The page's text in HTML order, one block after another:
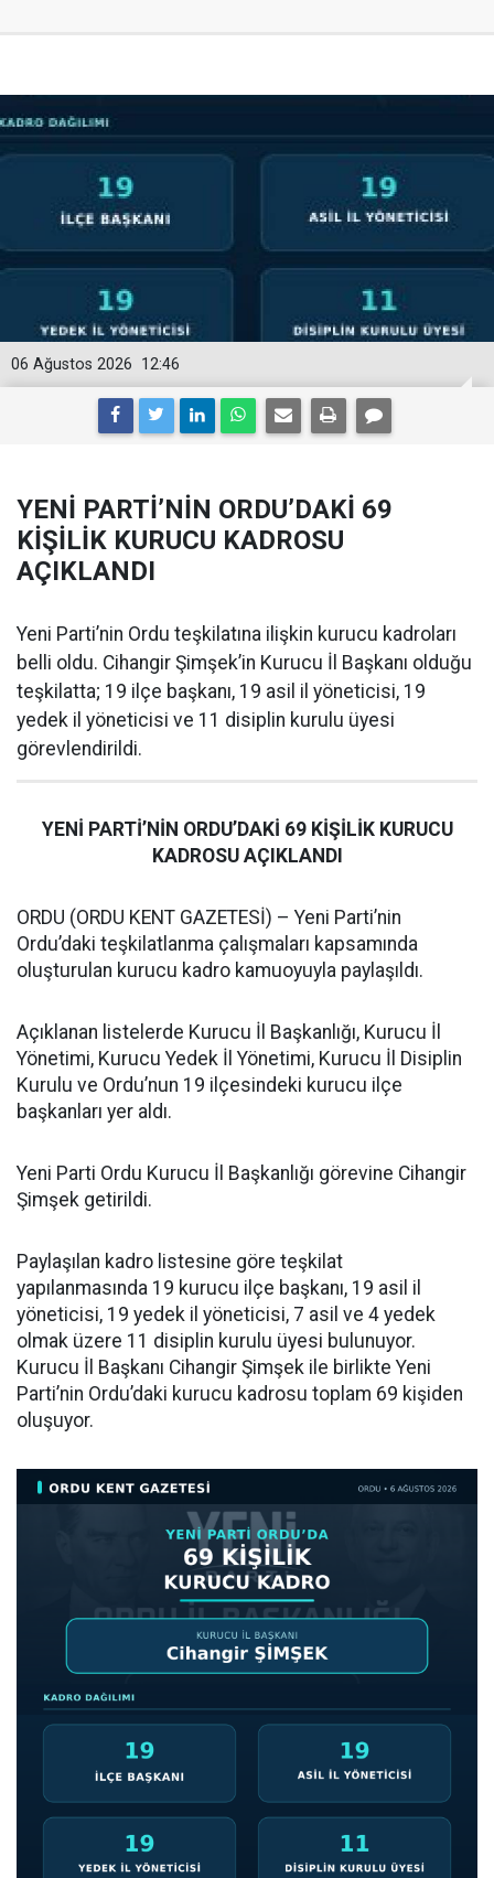
12:46
06 Ağustos 2026
YENİ PARTİ’NİN ORDU’DAKİ 69
KİŞİLİK KURUCU KADROSU
AÇIKLANDI
Yeni Parti’nin Ordu teşkilatına ilişkin kurucu kadroları
belli oldu. Cihangir Şimşek’in Kurucu İl Başkanı olduğu
teşkilatta; 19 ilçe başkanı, 19 asil il yöneticisi, 19
yedek il yöneticisi ve 11 disiplin kurulu üyesi
görevlendirildi.
YENİ PARTİ’NİN ORDU’DAKİ 69 KİŞİLİK KURUCU
KADROSU AÇIKLANDI
ORDU (ORDU KENT GAZETESİ) – Yeni Parti’nin
Ordu’daki teşkilatlanma çalışmaları kapsamında
oluşturulan kurucu kadro kamuoyuyla paylaşıldı.
Açıklanan listelerde Kurucu İl Başkanlığı, Kurucu İl
Yönetimi, Kurucu Yedek İl Yönetimi, Kurucu İl Disiplin
Kurulu ve Ordu’nun 19 ilçesindeki kurucu ilçe
başkanları yer aldı.
Yeni Parti Ordu Kurucu İl Başkanlığı görevine Cihangir
Şimşek getirildi.
Paylaşılan kadro listesine göre teşkilat
yapılanmasında 19 kurucu ilçe başkanı, 19 asil il
yöneticisi, 19 yedek il yöneticisi, 7 asil ve 4 yedek
olmak üzere 11 disiplin kurulu üyesi bulunuyor.
Kurucu İl Başkanı Cihangir Şimşek ile birlikte Yeni
Parti’nin Ordu’daki kurucu kadrosu toplam 69 kişiden
oluşuyor.